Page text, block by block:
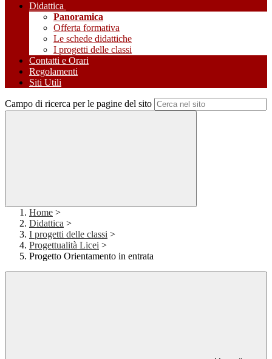
Didattica
Panoramica
Offerta formativa
Le schede didattiche
I progetti delle classi
Contatti e Orari
Regolamenti
Siti Utili
Campo di ricerca per le pagine del sito
Home >
Didattica >
I progetti delle classi >
Progettualità Licei >
Progetto Orientamento in entrata